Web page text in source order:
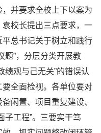
，并要求全校上下以案为
校长提出三点要求，一
总书记关于树立和践行
题”，分层分类开展教
绩观与己无关”的错误认
全面检视。各单位要对
闲置、项目重复建设、
子工程”。三要实干笃